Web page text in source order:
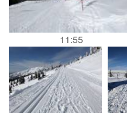
11:55